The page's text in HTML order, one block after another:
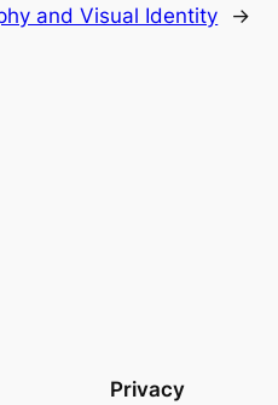
and Visual Identity
→
Privacy